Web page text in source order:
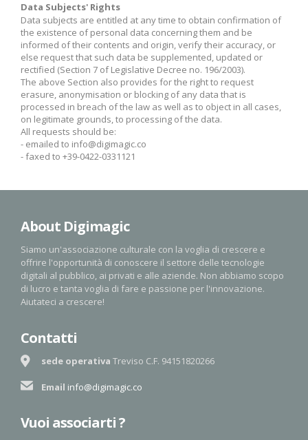
Data Subjects' Rights
Data subjects are entitled at any time to obtain confirmation of
the existence of personal data concerning them and be
informed of their contents and origin, verify their accuracy, or
else request that such data be supplemented, updated or
rectified (Section 7 of Legislative Decree no. 196/2003).
The above Section also provides for the right to request
erasure, anonymisation or blocking of any data that is
processed in breach of the law as well as to object in all cases,
on legitimate grounds, to processing of the data.
All requests should be:
- emailed to info@digimagic.co
- faxed to +39-0422-0331121
About Digimagic
Siamo un'associazione culturale con la voglia di crescere e
offrire l'opportunità di conoscere il settore delle tecnologie
digitali al pubblico, ai privati e alle aziende. Non abbiamo scopo
di lucro e tanta voglia di fare e passione per l'innovazione.
Aiutateci a crescere!
Contatti
sede operativa Treviso C.F. 94151820266
Email info@digimagic.co
Vuoi associarti ?